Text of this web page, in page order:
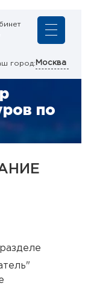
город: Москва
по